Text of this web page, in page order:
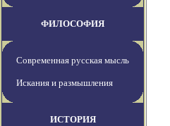
ФИЛОСОФИЯ
Современная русская мысль
Искания и размышления
ИСТОРИЯ